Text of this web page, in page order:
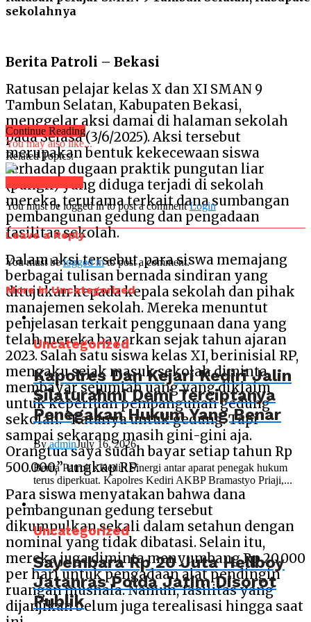
sekolahnya
Berita Patroli – Bekasi
Ratusan pelajar kelas X dan XI SMAN 9
Tambun Selatan, Kabupaten Bekasi,
menggelar aksi damai di halaman sekolah
pada Selasa (3/6/2025). Aksi tersebut
merupakan bentuk kekecewaan siswa
terhadap dugaan praktik pungutan liar
(pungli) yang diduga terjadi di sekolah
mereka, terutama terkait dana sumbangan
pembangunan gedung dan pengadaan
fasilitas sekolah.
Dalam aksi tersebut, para siswa memajang
berbagai tulisan bernada sindiran yang
ditujukan kepada kepala sekolah dan pihak
manajemen sekolah. Mereka menuntut
penjelasan terkait penggunaan dana yang
telah mereka bayarkan sejak tahun ajaran
2023. Salah satu siswa kelas XI, berinisial RP,
mengaku sejak masuk sekolah diminta
membayar sejumlah uang yang diklaim
untuk keperluan pembangunan gedung
sekolah. “Katanya untuk gedung. Tapi
sampai sekarang masih gini-gini aja.
Orangtua saya sudah bayar setiap tahun Rp
500.000,” ungkap RP.
Para siswa menyatakan bahwa dana
pembangunan gedung tersebut
dikumpulkan sekali dalam setahun dengan
nominal yang tidak dibatasi. Selain itu,
mereka juga diminta menyumbang Rp 20.000
per hari untuk pengadaan alat pendingin
ruangan mushala. Namun, fasilitas yang
dijanjikan belum juga terealisasi hingga saat
Continue Reading
You may also like...
Related Topics:
You must be logged in to post a commentLogin
Leave a Reply
You must belogged into post a comment.
More in Uncategorized
Uncategorized
Kapolres Dan Kejari Kediri Jalin
Silaturahmi Demi Terciptanya
Penegakan Hukum Yang Benar
ByadminJuly 16, 2026
Berita Patroli : Kediri Sinergi antar aparat penegak hukum
terus diperkuat. Kapolres Kediri AKBP Bramastyo Priaji,...
Uncategorized
Sayembara Rp 20 Juta Hellboy
Jatanras Polda Jatim Disorot
Publik